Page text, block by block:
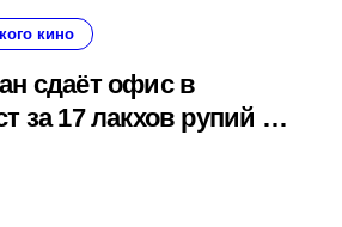
кино
сдаёт офис в
за 17 лакхов рупий в